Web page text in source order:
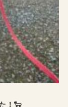
！🐑